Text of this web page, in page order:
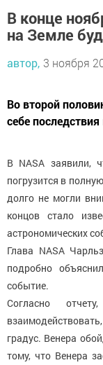
В конце
на Земле
автор, 3 ноября
Во второй
себе
В NASA заявили,
погрузится в
долго не могли
концов стало
астрономических
Глава NASA
подробно
событие.
Согласно
градус. Венера
тому, что Венера